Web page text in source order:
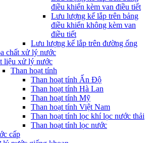
điều khiển kèm van điều tiết
Lưu lượng kế lắp trên bảng
điều khiển không kèm van
điều tiết
Lưu lượng kế lắp trên đường ống
chất xử lý nước
liệu xử lý nước
Than hoạt tính
Than hoạt tính Ấn Độ
Than hoạt tính Hà Lan
Than hoạt tính Mỹ
Than hoạt tính Việt Nam
Than hoạt tính lọc khí lọc nước thải
Than hoạt tính lọc nước
cấp